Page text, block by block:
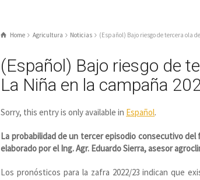
Home Agricultura Noticias (Español) Bajo riesgo de tercera ola
(Español) Bajo riesgo de
La Niña en la campaña
Sorry, this entry is only available in Español.
La probabilidad de un tercer episodio consecutivo del
elaborado por el Ing. Agr. Eduardo Sierra, asesor
Los pronósticos para la zafra 2022/23 indican que